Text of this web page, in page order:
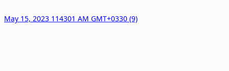
May 15, 2023 114301 AM GMT+0330 (9)